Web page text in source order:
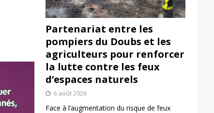
Partenariat entre les
pompiers du Doubs et les
agriculteurs pour renforcer
la lutte contre les feux
d’espaces naturels
6 août 2026
Face à l’augmentation du risque de feux